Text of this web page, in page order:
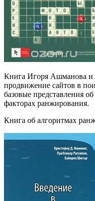
Книга Игоря Ашманова и
продвижение сайтов в
базовые представления
факторах ранжирования.
Книга об алгоритмах